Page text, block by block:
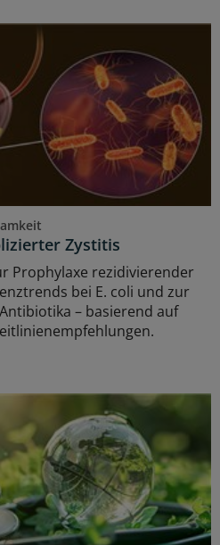
Zystitis
Prophylaxe rezidivierender
bei E. coli und zur
– basierend auf